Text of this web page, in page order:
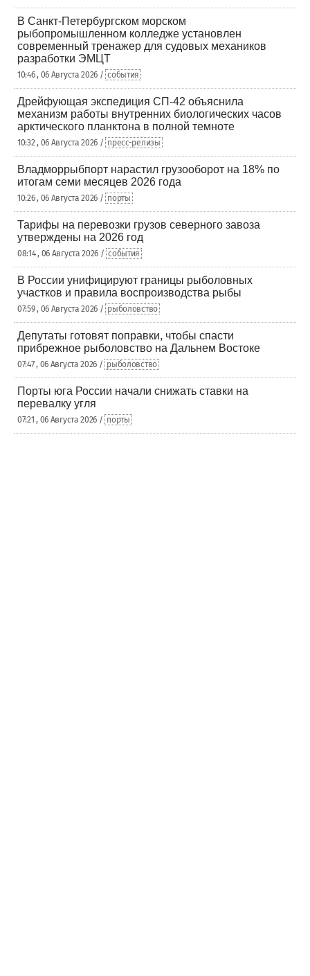
В Санкт-Петербургском морском
рыбопромышленном колледже установлен
современный тренажер для судовых механиков
разработки ЭМЦТ
10:46 , 06 Августа 2026 / события
Дрейфующая экспедиция СП-42 объяснила
механизм работы внутренних биологических часов
арктического планктона в полной темноте
10:32 , 06 Августа 2026 / пресс-релизы
Владморрыбпорт нарастил грузооборот на 18% по
итогам семи месяцев 2026 года
10:26 , 06 Августа 2026 / порты
Тарифы на перевозки грузов северного завоза
утверждены на 2026 год
08:14 , 06 Августа 2026 / события
В России унифицируют границы рыболовных
участков и правила воспроизводства рыбы
07:59 , 06 Августа 2026 / рыболовство
Депутаты готовят поправки, чтобы спасти
прибрежное рыболовство на Дальнем Востоке
07:47 , 06 Августа 2026 / рыболовство
Порты юга России начали снижать ставки на
перевалку угля
07:21 , 06 Августа 2026 / порты